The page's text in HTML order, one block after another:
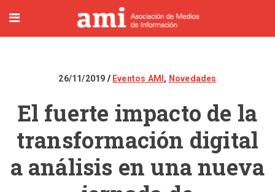
26/11/2019 Eventos AMI , Novedades
El fuerte impacto de la
transformación digital
a análisis en una nueva